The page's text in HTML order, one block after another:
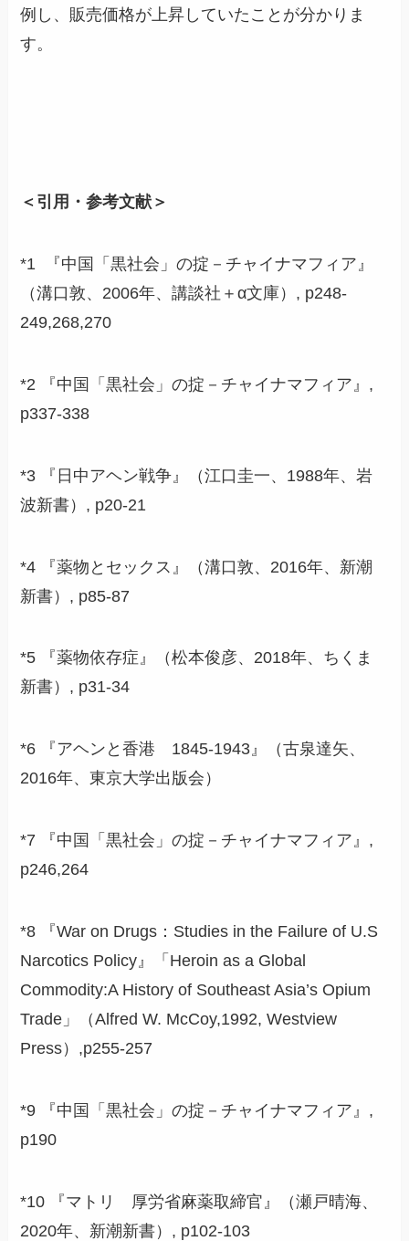
例し、販売価格が上昇していたことが分かりま
す。
＜引用・参考文献＞
*1 『中国「黒社会」の掟－チャイナマフィア』
（溝口敦、2006年、講談社＋α文庫）, p248-
249,268,270
*2 『中国「黒社会」の掟－チャイナマフィア』,
p337-338
*3 『日中アヘン戦争』（江口圭一、1988年、岩
波新書）, p20-21
*4 『薬物とセックス』（溝口敦、2016年、新潮
新書）, p85-87
*5 『薬物依存症』（松本俊彦、2018年、ちくま
新書）, p31-34
*6 『アヘンと香港 1845-1943』（古泉達矢、
2016年、東京大学出版会）
*7 『中国「黒社会」の掟－チャイナマフィア』,
p246,264
*8 『War on Drugs：Studies in the Failure of U.S
Narcotics Policy』「Heroin as a Global
Commodity:A History of Southeast Asia’s Opium
Trade」（Alfred W. McCoy,1992, Westview
Press）,p255-257
*9 『中国「黒社会」の掟－チャイナマフィア』,
p190
*10 『マトリ 厚労省麻薬取締官』（瀬戸晴海、
2020年、新潮新書）, p102-103